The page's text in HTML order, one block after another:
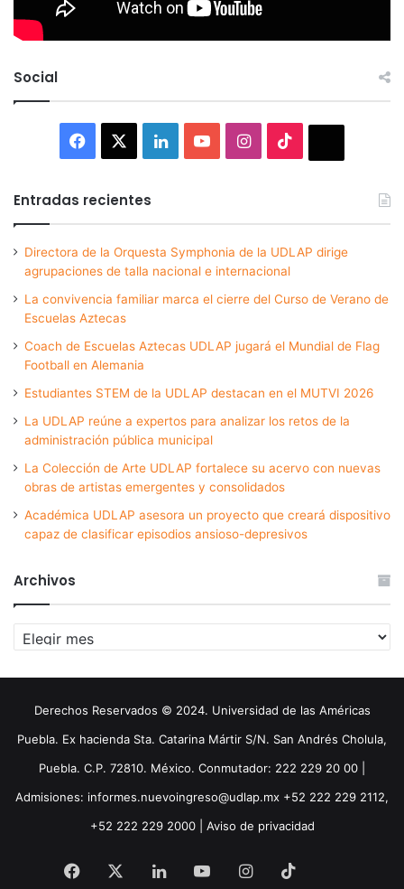
Social
Facebook LinkedInYouTubeInstagram
Entradas recientes
Directora de la Orquesta Symphonia de la UDLAP dirige
agrupaciones de talla nacional e internacional
La convivencia familiar marca el cierre del Curso de Verano de
Escuelas Aztecas
Coach de Escuelas Aztecas UDLAP jugará el Mundial de Flag
Football en Alemania
Estudiantes STEM de la UDLAP destacan en el MUTVI 2026
La UDLAP reúne a expertos para analizar los retos de la
administración pública municipal
La Colección de Arte UDLAP fortalece su acervo con nuevas
obras de artistas emergentes y consolidados
Académica UDLAP asesora un proyecto que creará dispositivo
capaz de clasificar episodios ansioso-depresivos
Archivos
Archivos
Derechos Reservados © 2024. Universidad de las Américas
Puebla. Ex hacienda Sta. Catarina Mártir S/N. San Andrés Cholula,
Puebla. C.P. 72810. México. Conmutador: 222 229 20 00 |
Admisiones: informes.nuevoingreso@udlap.mx +52 222 229 2112,
+52 222 229 2000 | Aviso de privacidad
Facebook LinkedInYouTubeInstagram